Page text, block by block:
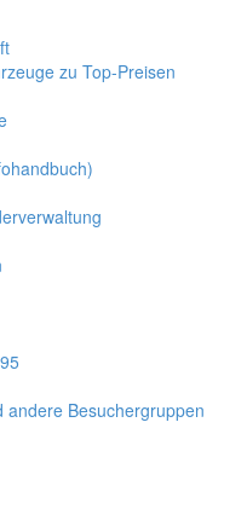
zu Top-Preisen
andere Besuchergruppen